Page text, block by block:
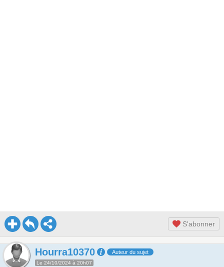
S'abonner
Hourra10370 Auteur du sujet
Le 24/10/2024 à 20h07